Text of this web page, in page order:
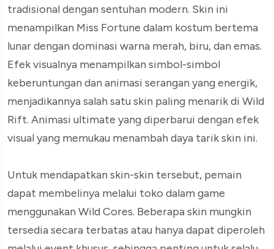
tradisional dengan sentuhan modern. Skin ini
menampilkan Miss Fortune dalam kostum bertema
lunar dengan dominasi warna merah, biru, dan emas.
Efek visualnya menampilkan simbol-simbol
keberuntungan dan animasi serangan yang energik,
menjadikannya salah satu skin paling menarik di Wild
Rift. Animasi ultimate yang diperbarui dengan efek
visual yang memukau menambah daya tarik skin ini.
Untuk mendapatkan skin-skin tersebut, pemain
dapat membelinya melalui toko dalam game
menggunakan Wild Cores. Beberapa skin mungkin
tersedia secara terbatas atau hanya dapat diperoleh